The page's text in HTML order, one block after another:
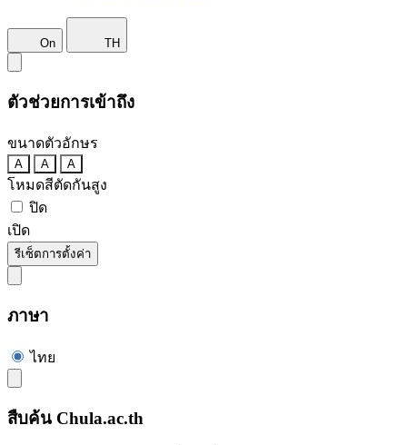
On TH
ตัวช่วยการเข้าถึง
ขนาดตัวอักษร
A A A
โหมดสีตัดกันสูง
ปิด
เปิด
รีเซ็ตการตั้งค่า
ภาษา
ไทย
สืบค้น Chula.ac.th